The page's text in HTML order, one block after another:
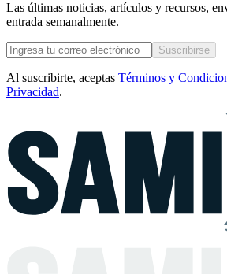
Las últimas noticias, artículos y recursos,
entrada semanalmente.
Suscribirse
Al suscribirte, aceptas Términos y
Privacidad.